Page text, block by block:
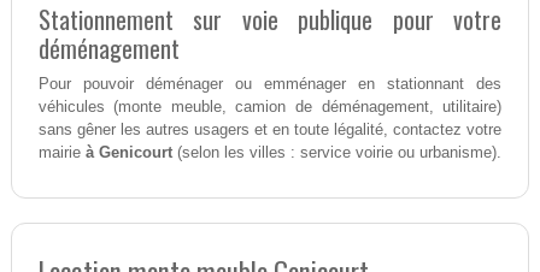
Stationnement sur voie publique pour votre
déménagement
Pour pouvoir déménager ou emménager en stationnant des
véhicules (monte meuble, camion de déménagement, utilitaire)
sans gêner les autres usagers et en toute légalité, contactez votre
mairie à Genicourt(selon les villes : service voirie ou urbanisme).